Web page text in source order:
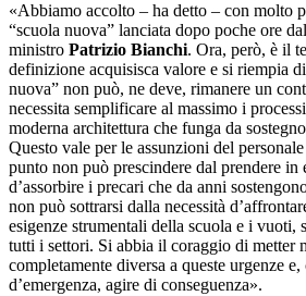
«Abbiamo accolto – ha detto – con molto
“scuola nuova” lanciata dopo poche ore
ministro Patrizio Bianchi. Ora, però, è il
definizione acquisisca valore e si riempia
nuova” non può, ne deve, rimanere un
necessita semplificare al massimo i
moderna architettura che funga da
Questo vale per le assunzioni del
punto non può prescindere dal prendere in
d’assorbire i precari che da anni
non può sottrarsi dalla necessità
esigenze strumentali della scuola e i vuoti,
tutti i settori. Si abbia il coraggio di metter
completamente diversa a queste urgenze
d’emergenza, agire di conseguenza».